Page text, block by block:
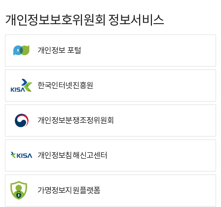
개인정보보호위원회 정보서비스
개인정보 포털
한국인터넷진흥원
개인정보분쟁조정위원회
개인정보침해신고센터
가명정보지원플랫폼